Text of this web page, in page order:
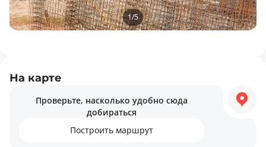
1/5
На карте
Проверьте, насколько удобно сюда
добираться
Построить маршрут